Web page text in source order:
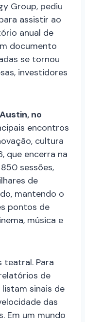
Group, pediu
assistir ao
anual de
documento
se tornou
investidores
Austin, no
encontros
cultura
que encerra na
sessões,
de
mantendo o
pontos de
música e
teatral. Para
de
listam sinais de
das
Em um mundo